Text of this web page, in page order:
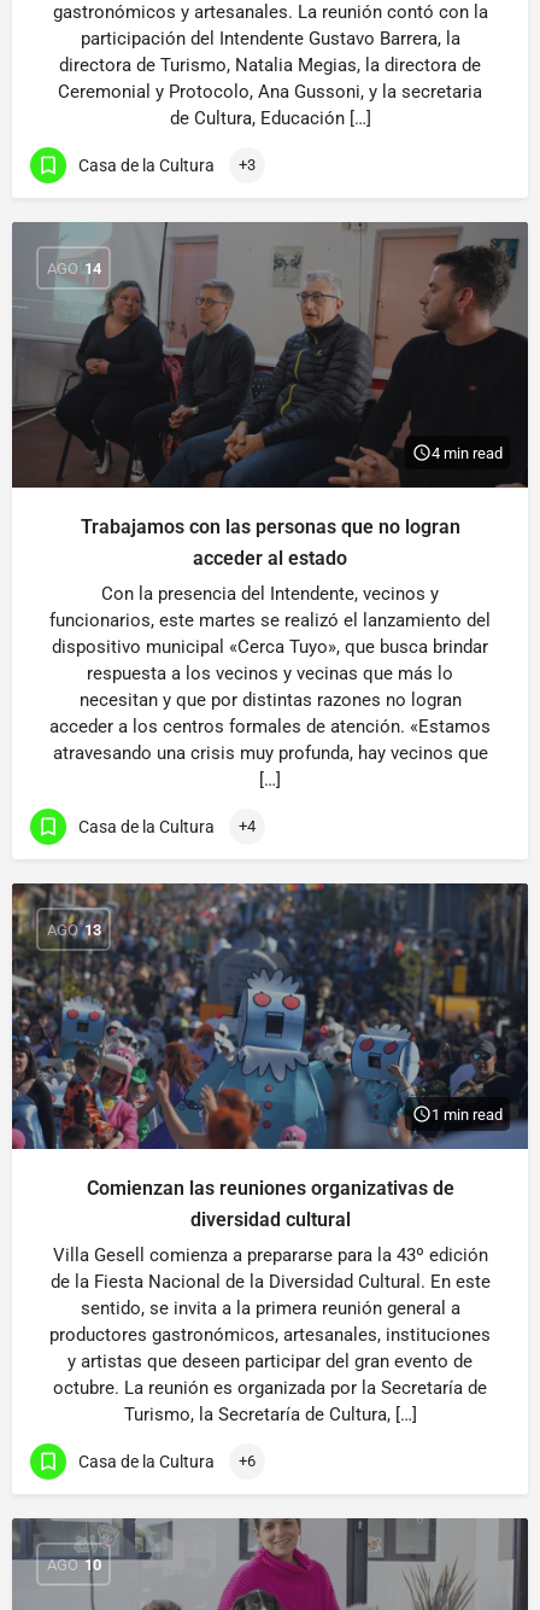
gastronómicos y artesanales. La reunión contó con la
participación del Intendente Gustavo Barrera, la
directora de Turismo, Natalia Megias, la directora de
Ceremonial y Protocolo, Ana Gussoni, y la secretaria
de Cultura, Educación […]
Casa de la Cultura +3
AGO 14
4 min read
Trabajamos con las personas que no logran
acceder al estado
Con la presencia del Intendente, vecinos y
funcionarios, este martes se realizó el lanzamiento del
dispositivo municipal «Cerca Tuyo», que busca brindar
respuesta a los vecinos y vecinas que más lo
necesitan y que por distintas razones no logran
acceder a los centros formales de atención. «Estamos
atravesando una crisis muy profunda, hay vecinos que
[…]
Casa de la Cultura +4
AGO 13
1 min read
Comienzan las reuniones organizativas de
diversidad cultural
Villa Gesell comienza a prepararse para la 43º edición
de la Fiesta Nacional de la Diversidad Cultural. En este
sentido, se invita a la primera reunión general a
productores gastronómicos, artesanales, instituciones
y artistas que deseen participar del gran evento de
octubre. La reunión es organizada por la Secretaría de
Turismo, la Secretaría de Cultura, […]
Casa de la Cultura +6
AGO 10